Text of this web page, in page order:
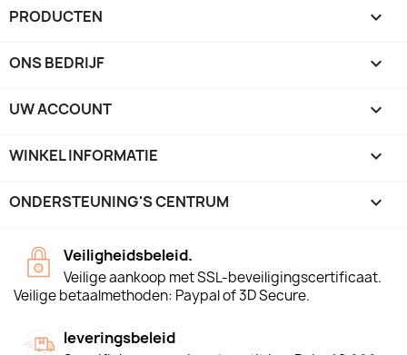
PRODUCTEN 
ONS BEDRIJF 
UW ACCOUNT 
WINKEL INFORMATIE keyboard_arrow_down
ONDERSTEUNING'S CENTRUM 
Veiligheidsbeleid.
Veilige aankoop met SSL-beveiligingscertificaat.
Veilige betaalmethoden: Paypal of 3D Secure.
leveringsbeleid